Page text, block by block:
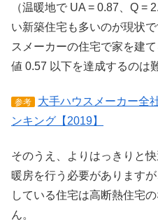
（温暖地で UA = 0.87、Q =
い新築住宅も多いのが現状
スメーカーの住宅で家を建
値 0.57 以下を達成するのは
参考
大手ハウスメーカー全
ンキング【2019】
そのうえ、よりはっきりと
暖房を行う必要があります
している住宅は高断熱住宅
ん。